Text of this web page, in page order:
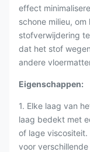
effect
schone milieu,
stofverwijdering
dat het stof
andere
Eigenschappen:
1. Elke laag van
laag bedekt met
of lage
voor